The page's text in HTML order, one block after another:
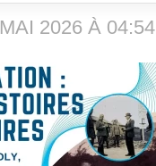
2026 À 04:54